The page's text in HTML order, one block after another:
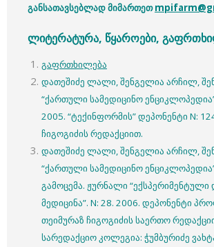
განსათავსებლად მიმართეთ
ლიტერატურა, წყაროები,
გაფრთხილება
დათეშიძე ლალი, შენგელია არჩილ,
“ქართული სამედიცინო
2005. “ტექინფორმის” დეპონენტი N:
ჩიგოგიძის რედაქციით.
დათეშიძე ლალი, შენგელია არჩილ,
“ქართული სამედიცინო
გამოცემა. ჟურნალი
მედიცინა”. N: 28. 2006. დეპონენტი
თეიმურაზ ჩიგოგიძის საერთო
სარედაქციო კოლეგია: ჭუმბურიძე